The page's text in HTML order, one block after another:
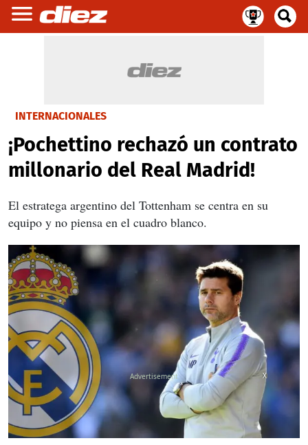
INTERNACIONALES
¡Pochettino rechazó un contrato
millonario del Real Madrid!
El estratega argentino del Tottenham se centra en su
equipo y no piensa en el cuadro blanco.
X